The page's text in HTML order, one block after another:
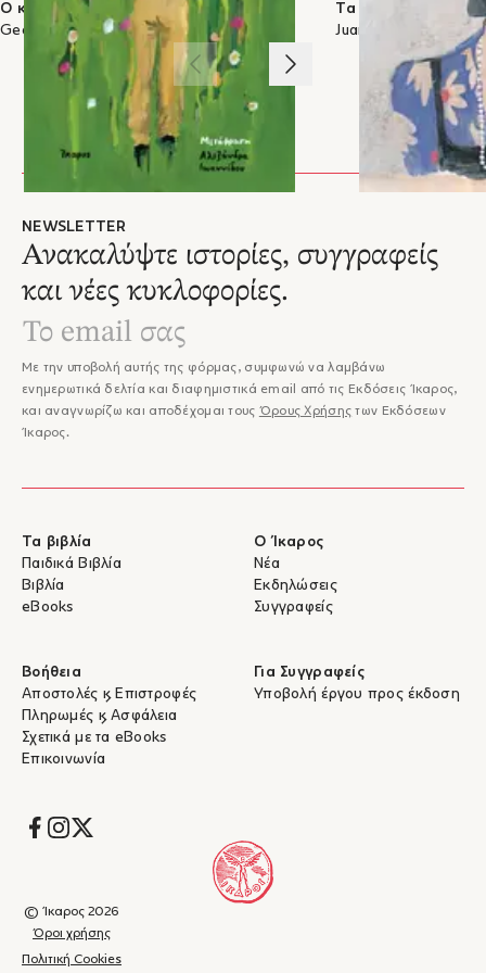
Journal. Περισσότερα για τον ίδιο: MassimoPigliucci.com
Ο κηπουρός και ο θάνατος
Georgi Gospodinov
Τα ονόματα της
Juan Gabriel
1/
NEWSLETTER
Ανακαλύψτε ιστορίες, συγγραφείς
και νέες κυκλοφορίες.
Με την υποβολή αυτής της φόρμας, συμφωνώ να λαμβάνω
ενημερωτικά δελτία και διαφημιστικά email από τις Εκδόσεις Ίκαρος,
και αναγνωρίζω και αποδέχομαι τους Όρους Χρήσης των Εκδόσεων
Ίκαρος.
Τα βιβλία
Παιδικά Βιβλία
Βιβλία
eBooks
Ο Ίκαρος
Νέα
Εκδηλώσεις
Συγγραφείς
Βοήθεια
Αποστολές & Επιστροφές
Πληρωμές & Ασφάλεια
Σχετικά με τα eBooks
Επικοινωνία
Για Συγγραφείς
Υποβολή έργου προς έκδοση
Socials
© Ίκαρος 2026
Όροι χρήσης
Πολιτική Cookies